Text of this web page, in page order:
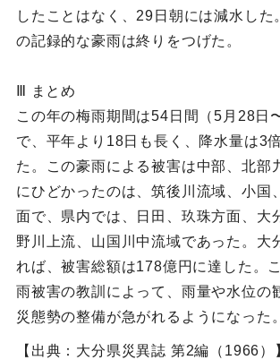
したことはなく、29日朝には減水した
の記録的な豪雨は終りをつげた。
Ⅲ まとめ
この年の梅雨期間は54日間（5月28日
で、平年より18日も長く、降水量は3
た。この豪雨による被害は中部、北部
にひどかったのは、筑後川流域、小国
面で、県内では、日田、玖珠方面、大
野川上流、山国川中流域であった。大
れば、被害総額は178億円に達した。
雨被害の教訓によって、雨量や水位の
災態勢の整備が急がれるようになった。
【出典：大分県災異誌 第2編（1966）